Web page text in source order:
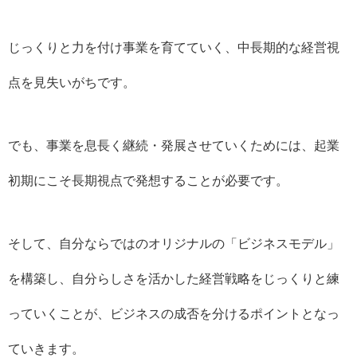
じっくりと力を付け事業を育てていく、中長期的な経営視
点を見失いがちです。
でも、事業を息長く継続・発展させていくためには、起業
初期にこそ長期視点で発想することが必要です。
そして、自分ならではのオリジナルの「ビジネスモデル」
を構築し、自分らしさを活かした経営戦略をじっくりと練
っていくことが、ビジネスの成否を分けるポイントとなっ
ていきます。